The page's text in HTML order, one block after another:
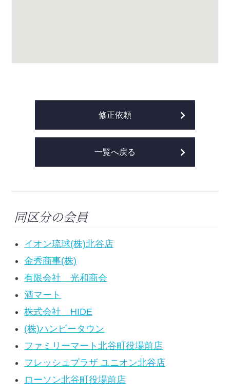
修正依頼
一覧へ戻る
同区分の会員
イオン琉球(株)北谷店
金秀商事(株)
有限会社 光和商会
酒マート
株式会社 HIDE
(株)ハンビータウン
ファミリーマート北谷町役場前店
フレッシュプラザ ユニオン北谷店
ローソン北谷町役場前店